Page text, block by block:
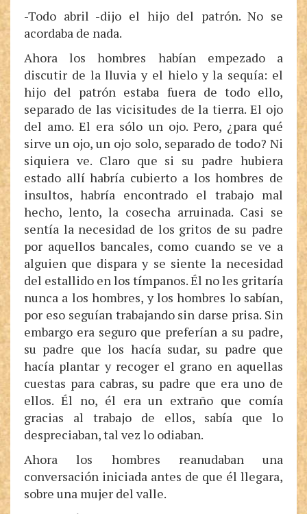
-Todo abril -dijo el hijo del patrón. No se
acordaba de nada.
Ahora los hombres habían empezado a
discutir de la lluvia y el hielo y la sequía: el
hijo del patrón estaba fuera de todo ello,
separado de las vicisitudes de la tierra. El ojo
del amo. El era sólo un ojo. Pero, ¿para qué
sirve un ojo, un ojo solo, separado de todo? Ni
siquiera ve. Claro que si su padre hubiera
estado allí habría cubierto a los hombres de
insultos, habría encontrado el trabajo mal
hecho, lento, la cosecha arruinada. Casi se
sentía la necesidad de los gritos de su padre
por aquellos bancales, como cuando se ve a
alguien que dispara y se siente la necesidad
del estallido en los tímpanos. Él no les gritaría
nunca a los hombres, y los hombres lo sabían,
por eso seguían trabajando sin darse prisa. Sin
embargo era seguro que preferían a su padre,
su padre que los hacía sudar, su padre que
hacía plantar y recoger el grano en aquellas
cuestas para cabras, su padre que era uno de
ellos. Él no, él era un extraño que comía
gracias al trabajo de ellos, sabía que lo
despreciaban, tal vez lo odiaban.
Ahora los hombres reanudaban una
conversación iniciada antes de que él llegara,
sobre una mujer del valle.